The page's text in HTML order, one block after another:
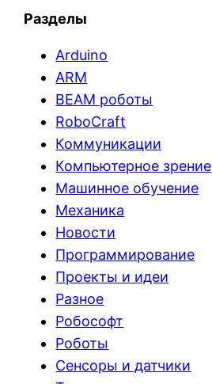
Разделы
Arduino
ARM
BEAM роботы
RoboCraft
Коммуникации
Компьютерное зрение
Машинное обучение
Механика
Новости
Программирование
Проекты и идеи
Разное
Робософт
Роботы
Сенсоры и датчики